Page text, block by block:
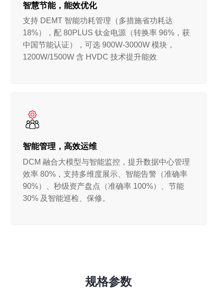
智慧节能，能效优化
支持 DEMT 智能功耗管理（多措施省功耗达
18%），配 80PLUS 钛金电源（转换率 96%，获
中国节能认证），可选 900W-3000W 模块，
1200W/1500W 含 HVDC 技术提升能效
智能管理，高效运维
DCM 融合大模型与智能监控，提升数据中心管理
效率 80%，支持多维度展示、智能告警（准确率
90%）、秒级资产盘点（准确率 100%）、节能
30% 及智能巡检、保修。
规格参数